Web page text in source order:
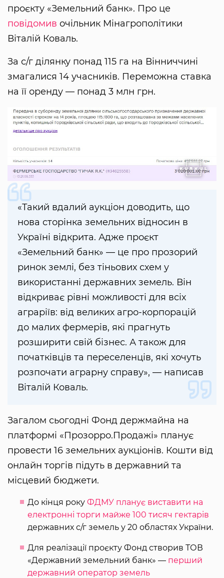
проєкту «Земельний банк». Про це
повідомив очільник Мінагрополітики
Віталій Коваль.
За с/г ділянку понад 115 га на Вінниччині
змагалися 14 учасників. Переможна ставка
на її оренду — понад 3 млн грн.
«Такий вдалий аукціон доводить, що
нова сторінка земельних відносин в
Україні відкрита. Адже проєкт
«Земельний банк» — це про прозорий
ринок землі, без тіньових схем у
використанні державних земель. Він
відкриває рівні можливості для всіх
аграріїв: від великих агро-корпорацій
до малих фермерів, які прагнуть
розширити свій бізнес. А також для
початківців та переселенців, які хочуть
розпочати аграрну справу», — написав
Віталій Коваль.
Загалом сьогодні Фонд держмайна на
платформі «Прозорро.Продажі» планує
провести 16 земельних аукціонів. Кошти від
онлайн торгів підуть в державний та
місцевий бюджети.
До кінця року ФДМУ планує виставити на
електронні торги майже 100 тисяч гектарів
державних с/г земель у 20 областях України.
Для реалізації проєкту Фонд створив ТОВ
«Державний земельний банк» — перший
державний оператор земель